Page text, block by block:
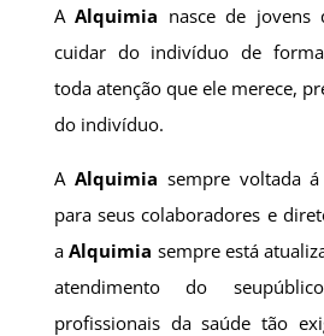
AAlquimia nasce de jovens
cuidar do indivíduo de
toda atenção que ele merece,
do indivíduo.
A Alquimia sempre voltada
para seus colaboradores e
aAlquimia sempre está
atendimento do
profissionais da saúde tão